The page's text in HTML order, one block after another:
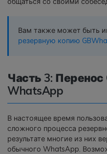
Вам также может быть
резервную копию
Часть 3: Перенос
WhatsApp
В настоящее время
сложного процесса
результате многие из них
обычного WhatsApp.